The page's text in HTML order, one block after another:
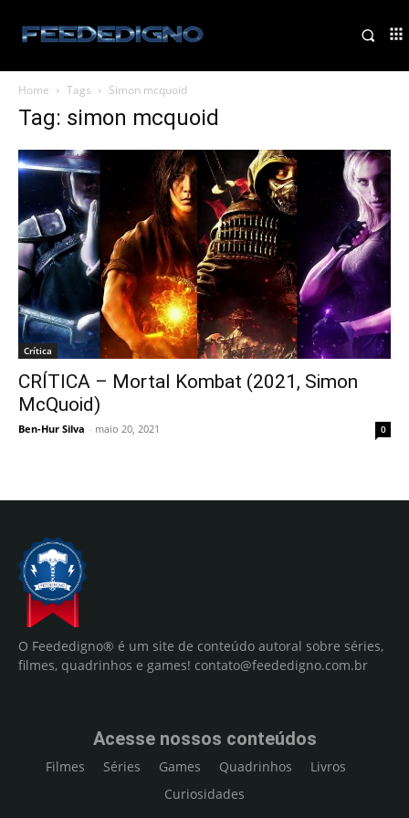
Home Tags Simon mcquoid
Tag: simon mcquoid
Crítica
CRÍTICA – Mortal Kombat (2021, Simon
McQuoid)
Ben-Hur Silva - maio 20, 2021 0
O Feededigno® é um site de conteúdo autoral sobre séries,
filmes, quadrinhos e games! contato@feededigno.com.br
Acesse nossos conteúdos
Filmes Séries Games Quadrinhos
Livros
Curiosidades